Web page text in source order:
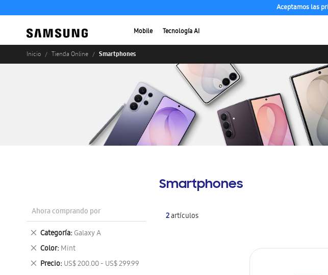
Aceptamos las
Mobile Tecnología AI
Inicio Tienda Online Smartphones
Smartphones
2artículos
Ahora comprando por
Categoría Galaxy A
Eliminar
este
artículo
Color Mint
Eliminar
este
artículo
Precio US$ 200.00 - US$ 299.99
Eliminar